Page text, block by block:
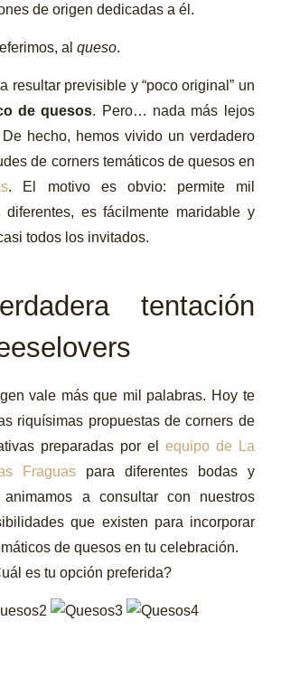
de origen dedicadas a él.
alqueso.
resultar previsible y “poco original” un
de quesos. Pero… nada más lejos
hecho, hemos vivido un verdadero
de corners temáticos de quesos en
. El motivo es obvio: permite mil
diferentes, es fácilmente maridable y
todos los invitados.
tentación
vale más que mil palabras. Hoy te
riquísimas propuestas de corners de
preparadas por el equipo de La
Fraguas para diferentes bodas y
a consultar con nuestros
que existen para incorporar
de quesos en tu celebración.
es tu opción preferida?